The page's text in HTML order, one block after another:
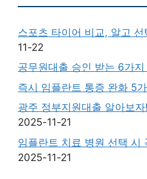
스포츠 타이어 비교, 알고
11-22
공무원대출 승인 받는 6가지
즉시 임플란트 통증 완화 5
광주 정부지원대출 알아보
2025-11-21
임플란트 치료 병원 선택 시
2025-11-21